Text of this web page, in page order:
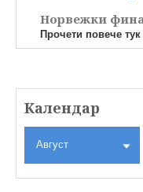
Норвежки
Прочети повече тук
Календар
Август